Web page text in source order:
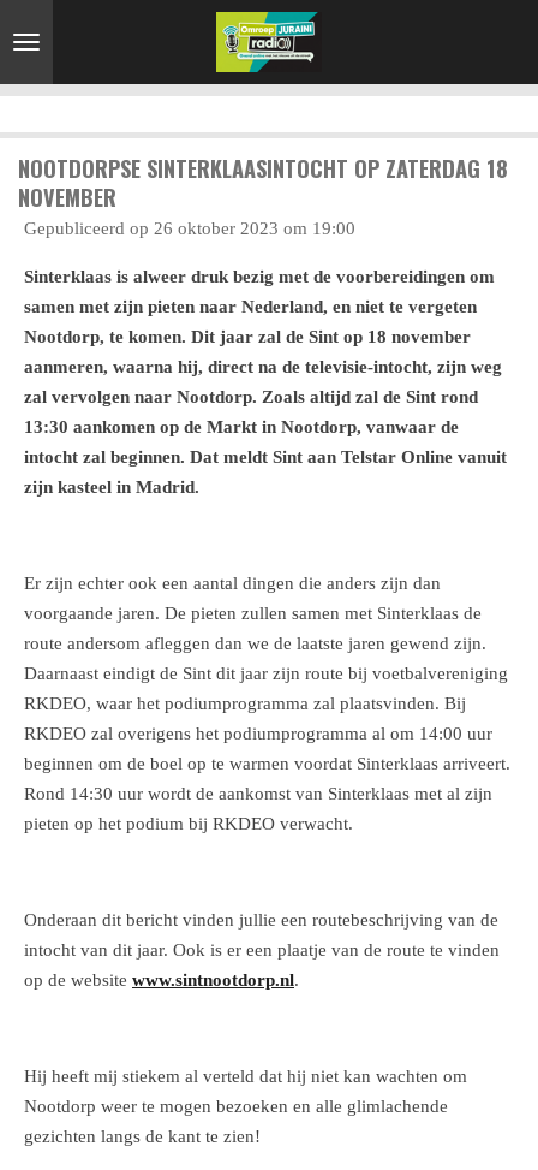
direct
naar
NOOTDORPSE SINTERKLAASINTOCHT OP ZATERDAG 18
NOVEMBER
Gepubliceerd op 26 oktober 2023 om 19:00
Sinterklaas is alweer druk bezig met de voorbereidingen om
samen met zijn pieten naar Nederland, en niet te vergeten
Nootdorp, te komen. Dit jaar zal de Sint op 18 november
aanmeren, waarna hij, direct na de televisie-intocht, zijn weg
zal vervolgen naar Nootdorp. Zoals altijd zal de Sint rond
13:30 aankomen op de Markt in Nootdorp, vanwaar de
intocht zal beginnen. Dat meldt Sint aan Telstar Online vanuit
zijn kasteel in Madrid.
Er zijn echter ook een aantal dingen die anders zijn dan
voorgaande jaren. De pieten zullen samen met Sinterklaas de
route andersom afleggen dan we de laatste jaren gewend zijn.
Daarnaast eindigt de Sint dit jaar zijn route bij voetbalvereniging
RKDEO, waar het podiumprogramma zal plaatsvinden. Bij
RKDEO zal overigens het podiumprogramma al om 14:00 uur
beginnen om de boel op te warmen voordat Sinterklaas arriveert.
Rond 14:30 uur wordt de aankomst van Sinterklaas met al zijn
pieten op het podium bij RKDEO verwacht.
Onderaan dit bericht vinden jullie een routebeschrijving van de
intocht van dit jaar. Ook is er een plaatje van de route te vinden
op de website www.sintnootdorp.nl.
Hij heeft mij stiekem al verteld dat hij niet kan wachten om
Nootdorp weer te mogen bezoeken en alle glimlachende
gezichten langs de kant te zien!